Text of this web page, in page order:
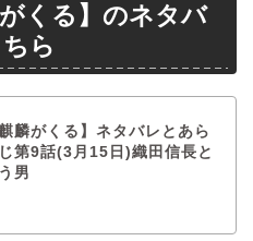
くる】のネタバ
ら
麒麟がくる】ネタバレとあら
第9話(3月15日)織田信長と
男